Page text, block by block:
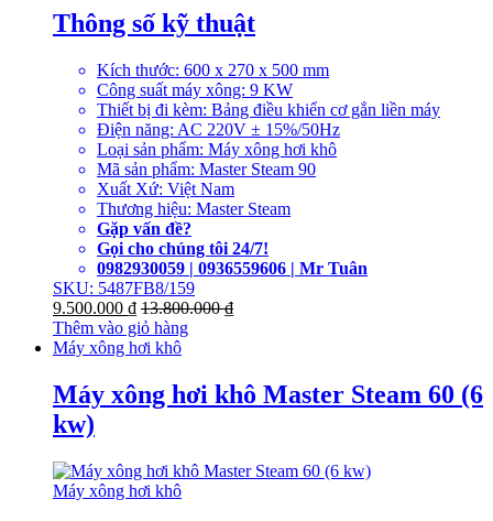
Thông số kỹ thuật
Kích thước: 600 x 270 x 500 mm
Công suất máy xông: 9 KW
Thiết bị đi kèm: Bảng điều khiển cơ gắn liền máy
Điện năng: AC 220V ± 15%/50Hz
Loại sản phẩm: Máy xông hơi khô
Mã sản phẩm: Master Steam 90
Xuất Xứ: Việt Nam
Thương hiệu: Master Steam
Gặp vấn đề?
Gọi cho chúng tôi 24/7!
0982930059 | 0936559606 | Mr Tuân
SKU: 5487FB8/159
9.500.000 ₫ 13.800.000₫
Thêm vào giỏ hàng
Máy xông hơi khô
Máy xông hơi khô Master Steam 60 (6
kw)
Máy xông hơi khô